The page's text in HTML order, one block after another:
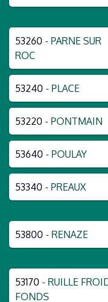
53260 - PARNE SUR
ROC
53240 - PLACE
53220 - PONTMAIN
53640 - POULAY
53340 - PREAUX
53800 - RENAZE
53170 - RUILLE
FONDS